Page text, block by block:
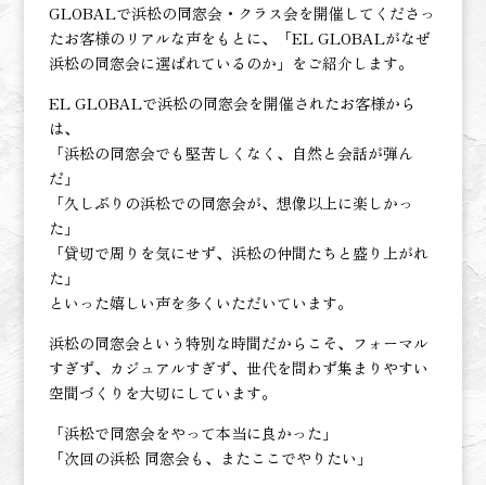
GLOBALで浜松の同窓会・クラス会を開催してくださっ
たお客様のリアルな声をもとに、「EL GLOBALがなぜ
浜松の同窓会に選ばれているのか」をご紹介します。
EL GLOBALで浜松の同窓会を開催されたお客様から
は、
「浜松の同窓会でも堅苦しくなく、自然と会話が弾ん
だ」
「久しぶりの浜松での同窓会が、想像以上に楽しかっ
た」
「貸切で周りを気にせず、浜松の仲間たちと盛り上がれ
た」
といった嬉しい声を多くいただいています。
浜松の同窓会という特別な時間だからこそ、フォーマル
すぎず、カジュアルすぎず、世代を問わず集まりやすい
空間づくりを大切にしています。
「浜松で同窓会をやって本当に良かった」
「次回の浜松 同窓会も、またここでやりたい」